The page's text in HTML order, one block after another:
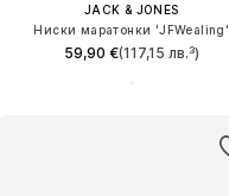
JACK & JONES
Ниски маратонки 'JFWealing'
59,90 €(117,15 лв.³)